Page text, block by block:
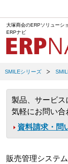
大塚商会のERPソリューシ
ERPナビ
SMILEシリーズ
製品、サービ
気軽にお問い合
資料請求・問
販売管理システム